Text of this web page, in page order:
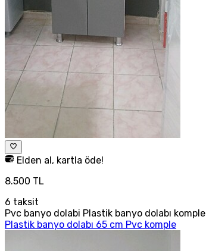
Elden al, kartla öde!
8.500 TL
6 taksit
Pvc banyo dolabi Plastik banyo dolabı komple
Plastik banyo dolabı 65 cm Pvc komple